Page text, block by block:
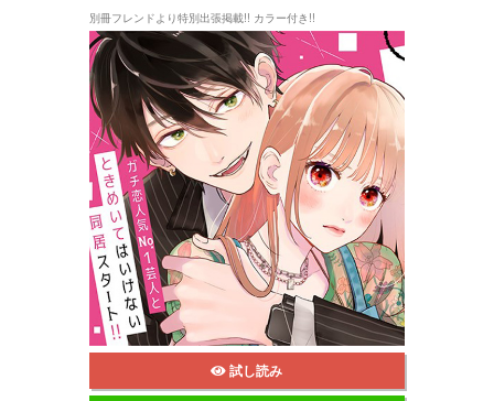
別冊フレンドより特別出張掲載!! カラー付き!!
試し読み